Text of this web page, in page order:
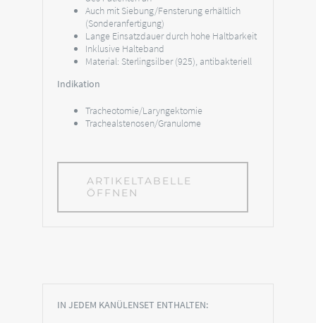
Auch mit Siebung/Fensterung erhältlich
(Sonderanfertigung)
Lange Einsatzdauer durch hohe Haltbarkeit
Inklusive Halteband
Material: Sterlingsilber (925), antibakteriell
Indikation
Tracheotomie/Laryngektomie
Trachealstenosen/Granulome
ARTIKELTABELLE
ÖFFNEN
IN JEDEM KANÜLENSET ENTHALTEN: